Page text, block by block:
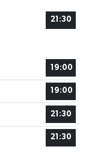
21:30
19:00
19:00
21:30
21:30